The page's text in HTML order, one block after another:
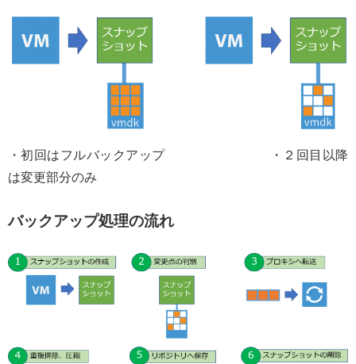
・初回はフルバックアップ ・２回目以降
は変更部分のみ
バックアップ処理の流れ